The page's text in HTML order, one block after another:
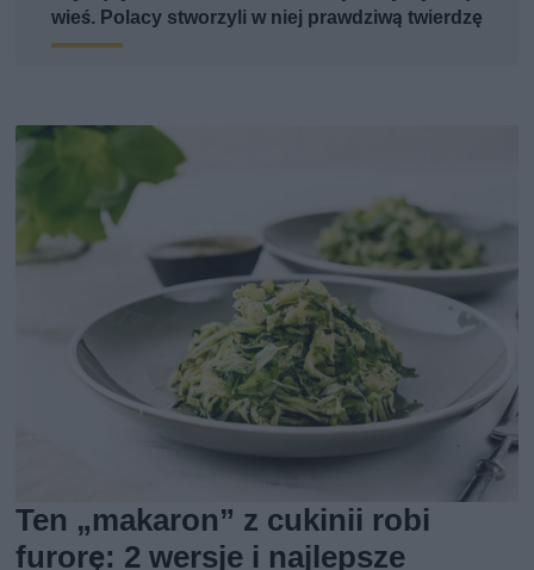
wieś. Polacy stworzyli w niej prawdziwą twierdzę
Ten „makaron” z cukinii robi
furorę: 2 wersje i najlepsze